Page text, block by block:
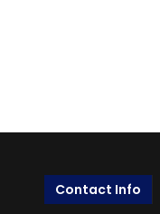
Contact Info